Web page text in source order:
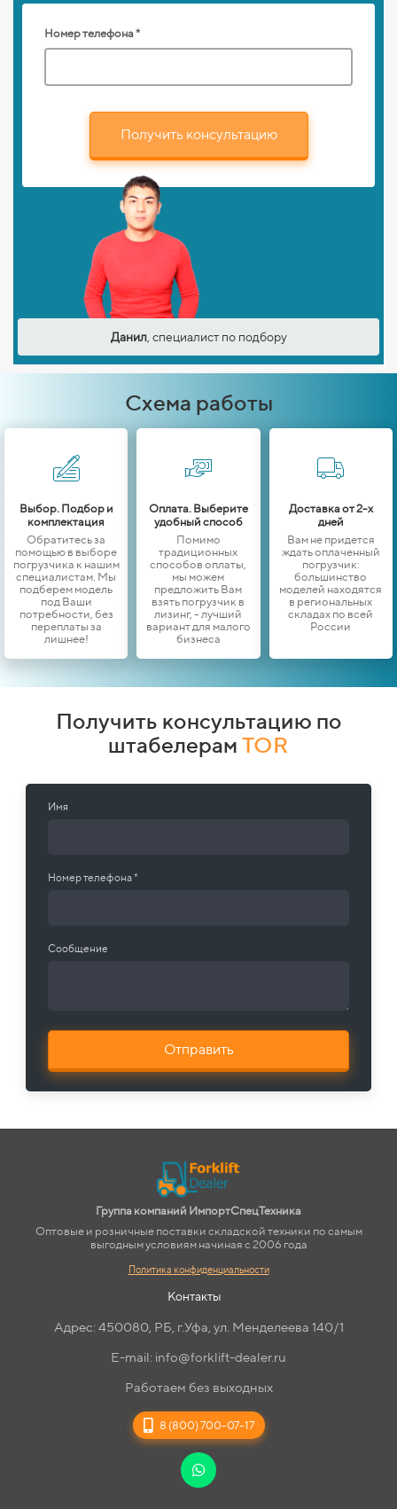
Номер телефона *
Получить консультацию
Данил, специалист по подбору
Схема работы
Выбор. Подбор и
комплектация
Обратитесь за
помощью в выборе
погрузчика к нашим
специалистам. Мы
подберем модель
под Ваши
потребности, без
переплаты за
лишнее!
Оплата. Выберите
удобный способ
Помимо
традиционных
способов оплаты,
мы можем
предложить Вам
взять погрузчик в
лизинг, - лучший
вариант для малого
бизнеса
Доставка от 2-х
дней
Вам не придется
ждать оплаченный
погрузчик:
большинство
моделей находятся
в региональных
складах по всей
России
Получить консультацию по
штабелерам TOR
Имя
Номер телефона *
Сообщение
Отправить
Группа компаний ИмпортСпецТехника
Оптовые и розничные поставки складской техники по самым
выгодным условиям начиная с 2006 года
Политика конфиденциальности
Контакты
Адрес: 450080, РБ, г.Уфа, ул. Менделеева 140/1
E-mail: info@forklift-dealer.ru
Работаем без выходных
8 (800) 700-07-17